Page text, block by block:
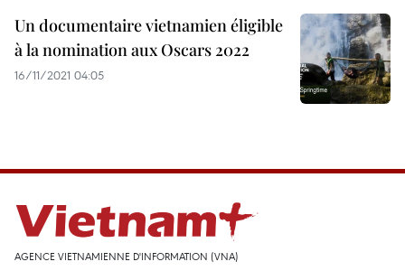
Un documentaire vietnamien éligible
à la nomination aux Oscars 2022
16/11/2021 04:05
AGENCE VIETNAMIENNE D'INFORMATION (VNA)